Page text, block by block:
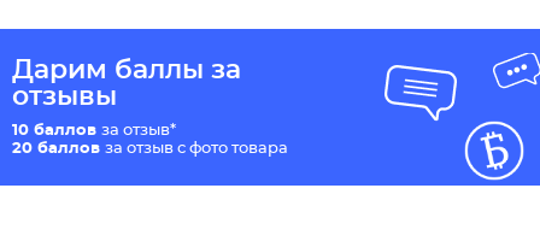
Дарим баллы за
отзывы
10 баллов за отзыв*
20 баллов за отзыв с фото товара